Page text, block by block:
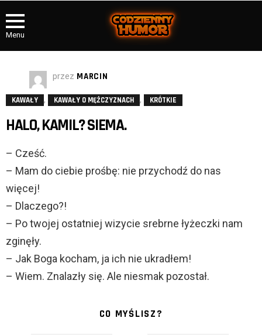
Menu
przez MARCIN
KAWAŁY , KAWAŁY O MĘŻCZYZNACH , KRÓTKIE
HALO, KAMIL? SIEMA.
– Cześć.
– Mam do ciebie prośbę: nie przychodź do nas
więcej!
– Dlaczego?!
– Po twojej ostatniej wizycie srebrne łyżeczki nam
zginęły.
– Jak Boga kocham, ja ich nie ukradłem!
– Wiem. Znalazły się. Ale niesmak pozostał.
CO MYŚLISZ?